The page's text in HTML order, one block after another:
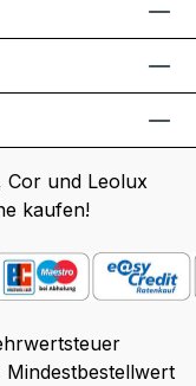
Cor und Leolux
kaufen!